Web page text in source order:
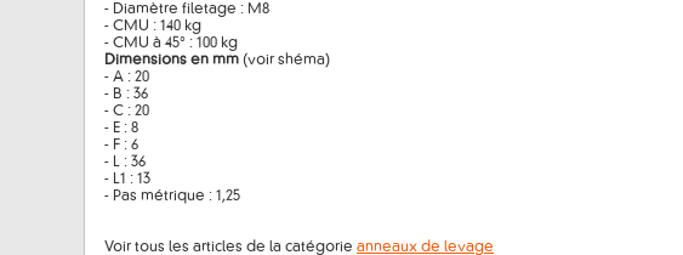
- Diamètre filetage : M8
- CMU : 140 kg
- CMU à 45° : 100 kg
Dimensions en mm (voir shéma)
- A : 20
- B : 36
- C : 20
- E : 8
- F : 6
- L : 36
- L1 : 13
- Pas métrique : 1,25
Voir tous les articles de la catégorie anneaux de levage